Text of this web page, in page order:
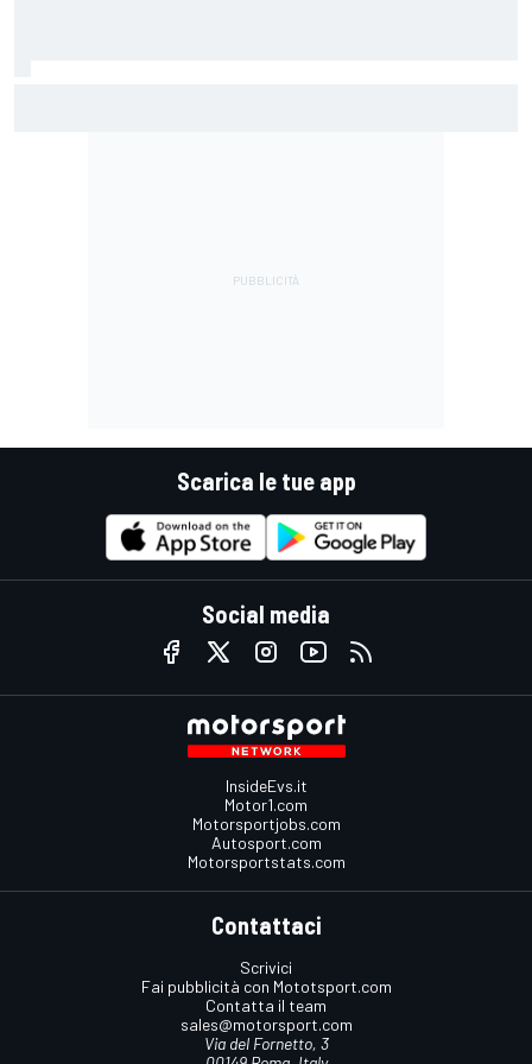
Scarica le tue app
Social media
InsideEvs.it
Motor1.com
Motorsportjobs.com
Autosport.com
Motorsportstats.com
Contattaci
Scrivici
Fai pubblicità con Mototsport.com
Contatta il team
sales@motorsport.com
Via del Fornetto, 3